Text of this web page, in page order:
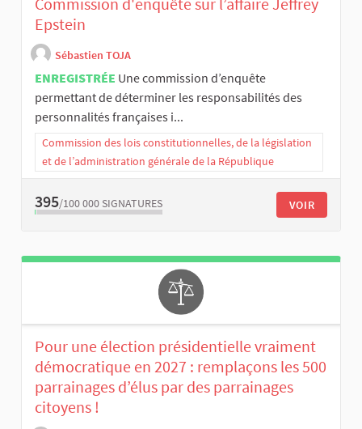
Epstein
Sébastien TOJA
ENREGISTRÉE Une commission d’enquête
permettant de déterminer les responsabilités des
personnalités françaises i...
Commission des lois constitutionnelles, de la législation
et de l’administration générale de la République
395/100 000 SIGNATURES VOIR
Pour une élection présidentielle vraiment
démocratique en 2027 : remplaçons les 500
parrainages d’élus par des parrainages
citoyens !